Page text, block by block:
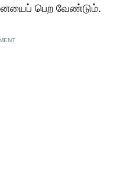
பெற வேண்டும்.